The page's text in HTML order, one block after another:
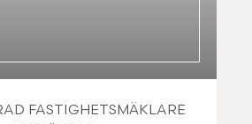
FASTIGHETSMÄKLARE